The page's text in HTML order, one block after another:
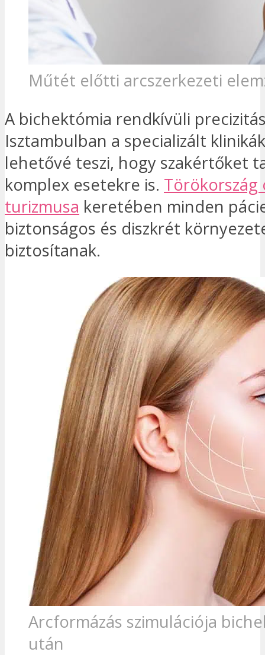
Műtét előtti arcszerkezeti
A bichektómia rendkívüli
Isztambulban a specializált
lehetővé teszi, hogy szakértőket
komplex esetekre is. Törökország
turizmusa keretében minden
biztonságos és diszkrét
biztosítanak.
Arcformázás szimulációja
után